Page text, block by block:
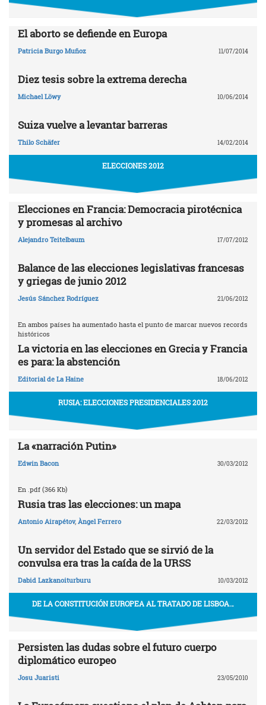
El aborto se defiende en Europa
Patricia Burgo Muñoz 11/07/2014
Diez tesis sobre la extrema derecha
Michael Löwy 10/06/2014
Suiza vuelve a levantar barreras
Thilo Schäfer 14/02/2014
ELECCIONES 2012
Elecciones en Francia: Democracia pirotécnica
y promesas al archivo
Alejandro Teitelbaum 17/07/2012
Balance de las elecciones legislativas francesas
y griegas de junio 2012
Jesús Sánchez Rodríguez 21/06/2012
En ambos países ha aumentado hasta el punto de marcar nuevos records
históricos
La victoria en las elecciones en Grecia y Francia
es para: la abstención
Editorial de La Haine 18/06/2012
RUSIA: ELECCIONES PRESIDENCIALES 2012
La «narración Putin»
Edwin Bacon 30/03/2012
En .pdf (366 Kb)
Rusia tras las elecciones: un mapa
Antonio Airapétov, Àngel Ferrero 22/03/2012
Un servidor del Estado que se sirvió de la
convulsa era tras la caída de la URSS
Dabid Lazkanoiturburu 10/03/2012
DE LA CONSTITUCIÓN EUROPEA AL TRATADO DE LISBOA…
Persisten las dudas sobre el futuro cuerpo
diplomático europeo
Josu Juaristi 23/05/2010